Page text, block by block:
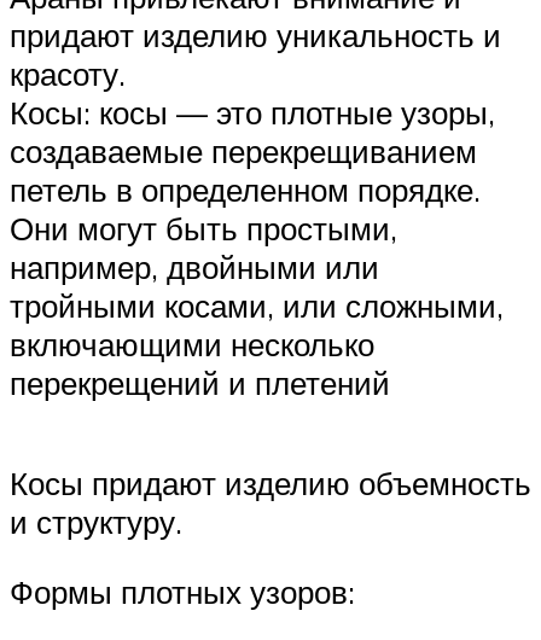
придают изделию уникальность и
красоту.
Косы: косы — это плотные узоры,
создаваемые перекрещиванием
петель в определенном порядке.
Они могут быть простыми,
например, двойными или
тройными косами, или сложными,
включающими несколько
перекрещений и плетений
Косы придают изделию объемность
и структуру.
Формы плотных узоров: